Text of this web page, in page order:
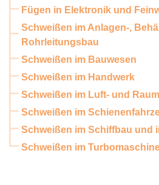
Fügen in Elektronik und
Schweißen im Anlagen-,
Rohrleitungsbau
Schweißen im Bauwesen
Schweißen im Handwerk
Schweißen im Luft- und
Schweißen im
Schweißen im Schiffbau und
Schweißen im